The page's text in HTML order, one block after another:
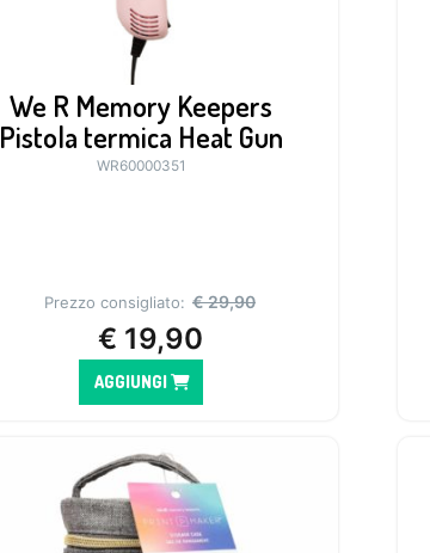
We R Memory Keepers
Pistola termica Heat Gun
WR60000351
Prezzo consigliato: €29,90
€ 19,90
AGGIUNGI